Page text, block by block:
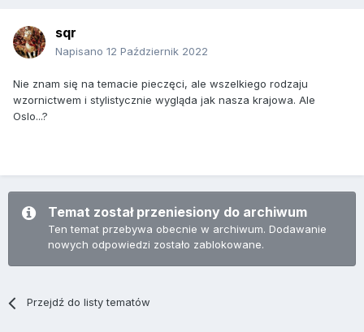
sqr
Napisano 12 Październik 2022
Nie znam się na temacie pieczęci, ale wszelkiego rodzaju
wzornictwem i stylistycznie wygląda jak nasza krajowa. Ale
Oslo...?
Temat został przeniesiony do archiwum
Ten temat przebywa obecnie w archiwum. Dodawanie
nowych odpowiedzi zostało zablokowane.
Przejdź do listy tematów